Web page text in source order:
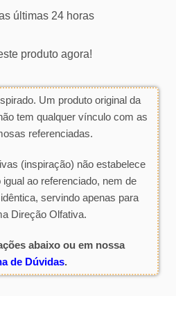
últimas 24 horas
produto agora!
Um produto original da
tem qualquer vínculo com as
referenciadas.
(inspiração) não estabelece
ao referenciado, nem de
servindo apenas para
Direção Olfativa.
abaixo ou em nossa
de Dúvidas.